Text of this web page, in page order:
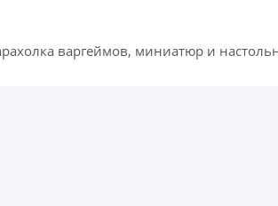
варгеймов, миниатюр и